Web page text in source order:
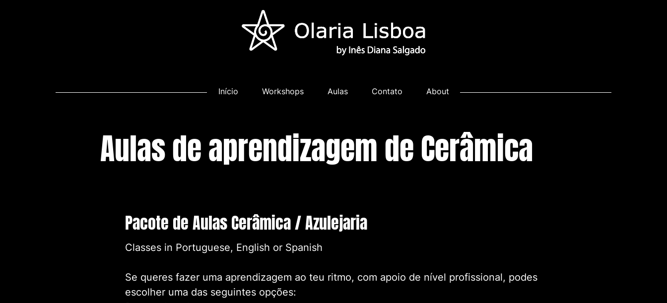
Início Workshops Aulas Contato About
Aulas de aprendizagem de Cerâmica
Pacote de Aulas Cerâmica / Azulejaria
Classes in Portuguese, English or Spanish
Se queres fazer uma aprendizagem ao teu ritmo, com apoio de nível profissional, podes
escolher uma das seguintes opções: